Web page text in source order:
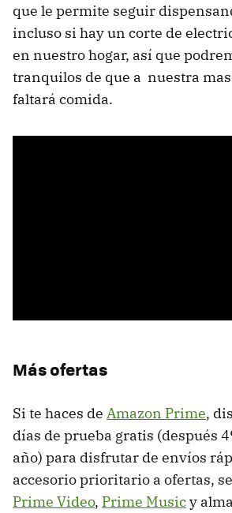
que le permite seguir
incluso si hay un corte de
en nuestro hogar, así que
tranquilos de que a nuestra
faltará comida.
Más ofertas
Si te haces de Amazon Prime,
días de prueba gratis (después
año) para disfrutar de envíos
accesorio prioritario a ofertas,
Prime Video, Prime Musicy